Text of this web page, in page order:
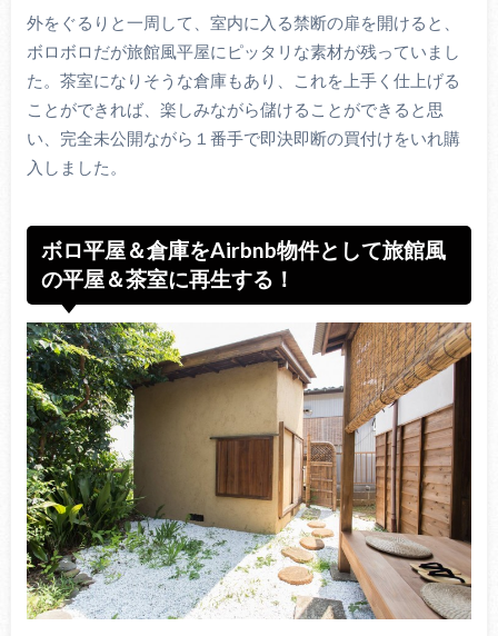
外をぐるりと一周して、室内に入る禁断の扉を開けると、
ボロボロだが旅館風平屋にピッタリな素材が残っていまし
た。茶室になりそうな倉庫もあり、これを上手く仕上げる
ことができれば、楽しみながら儲けることができると思
い、完全未公開ながら１番手で即決即断の買付けをいれ購
入しました。
ボロ平屋＆倉庫をAirbnb物件として旅館風
の平屋＆茶室に再生する！